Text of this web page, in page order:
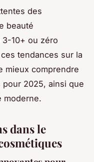
des
beauté
10+ ou zéro
tendances sur la
mieux comprendre
pour 2025, ainsi que
moderne.
dans le